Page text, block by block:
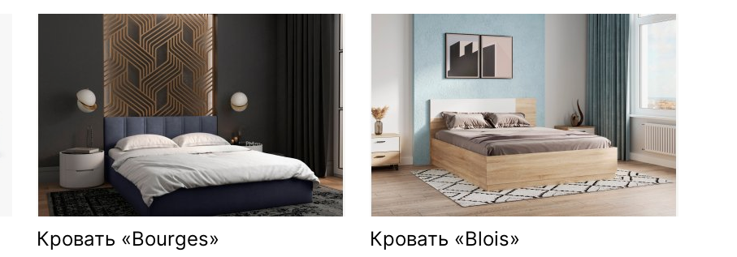
Кровать «Bourges» Кровать «Blois»